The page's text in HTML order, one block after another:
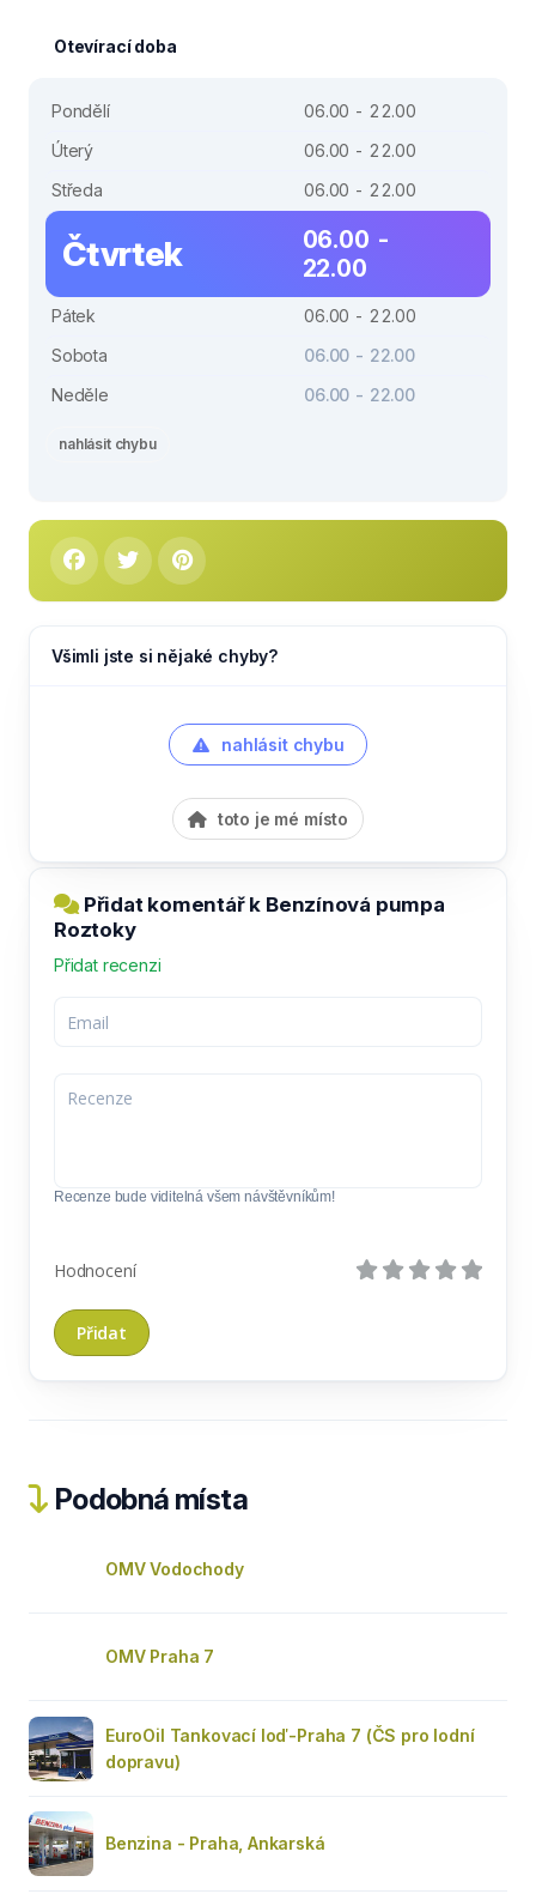
Otevírací doba
Pondělí
06.00 - 22.00
Úterý
06.00 - 22.00
Středa
06.00 - 22.00
Čtvrtek
06.00 -
22.00
Pátek
06.00 - 22.00
Sobota
06.00 - 22.00
Neděle
06.00 - 22.00
nahlásit chybu
Všimli jste si nějaké chyby?
nahlásit chybu
toto je mé místo
Přidat komentář k Benzínová pumpa
Roztoky
Přidat recenzi
Recenze bude viditelná všem návštěvníkům!
Hodnocení
Podobná místa
OMV Vodochody
OMV Praha 7
EuroOil Tankovací loď-Praha 7 (ČS pro lodní
dopravu)
Benzina - Praha, Ankarská